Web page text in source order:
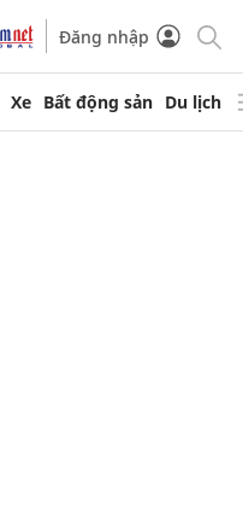
Đăng nhập
Xe Bất động sản Du lịch